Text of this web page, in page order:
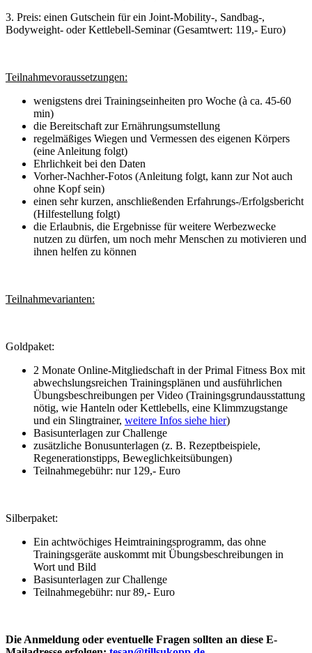
3. Preis: einen Gutschein für ein Joint-Mobility-, Sandbag-,
Bodyweight- oder Kettlebell-Seminar (Gesamtwert: 119,- Euro)
Teilnahmevoraussetzungen:
wenigstens drei Trainingseinheiten pro Woche (à ca. 45-60
min)
die Bereitschaft zur Ernährungsumstellung
regelmäßiges Wiegen und Vermessen des eigenen Körpers
(eine Anleitung folgt)
Ehrlichkeit bei den Daten
Vorher-Nachher-Fotos (Anleitung folgt, kann zur Not auch
ohne Kopf sein)
einen sehr kurzen, anschließenden Erfahrungs-/Erfolgsbericht
(Hilfestellung folgt)
die Erlaubnis, die Ergebnisse für weitere Werbezwecke
nutzen zu dürfen, um noch mehr Menschen zu motivieren und
ihnen helfen zu können
Teilnahmevarianten:
Goldpaket:
2 Monate Online-Mitgliedschaft in der Primal Fitness Box mit
abwechslungsreichen Trainingsplänen und ausführlichen
Übungsbeschreibungen per Video (Trainingsgrundausstattung
nötig, wie Hanteln oder Kettlebells, eine Klimmzugstange
und ein Slingtrainer, weitere Infos siehe hier)
Basisunterlagen zur Challenge
zusätzliche Bonusunterlagen (z. B. Rezeptbeispiele,
Regenerationstipps, Beweglichkeitsübungen)
Teilnahmegebühr: nur 129,- Euro
Silberpaket:
Ein achtwöchiges Heimtrainingsprogramm, das ohne
Trainingsgeräte auskommt mit Übungsbeschreibungen in
Wort und Bild
Basisunterlagen zur Challenge
Teilnahmegebühr: nur 89,- Euro
Die Anmeldung oder eventuelle Fragen sollten an diese E-